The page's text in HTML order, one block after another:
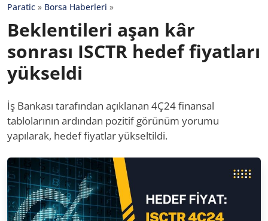
Paratic » Borsa Haberleri »
Beklentileri aşan kâr
sonrası ISCTR hedef fiyatları
yükseldi
İş Bankası tarafından açıklanan 4Ç24 finansal
tablolarının ardından pozitif görünüm yorumu
yapılarak, hedef fiyatlar yükseltildi.